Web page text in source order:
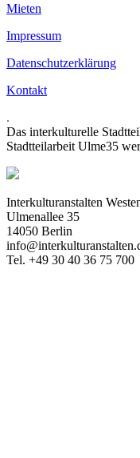
Mieten
Impressum
Datenschutzerklärung
Kontakt
.
Das interkulturelle
Stadtteilarbeit Ulme35
Interkulturanstalten
Ulmenallee 35
14050 Berlin
Tel. +49 30 40 36 75 700